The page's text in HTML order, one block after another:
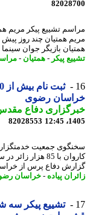
تشییع پیکر مریم
همتیان چند روز پیش بر
بازیگر جوان سینما و
پیکر -همتیان-مراسم
رضوی
دفاع مقدس-
82028553
کاروان با 85 هزار
دفاع پرس از خراسان
پیاده -خراسان رضوی-
تشییع پیکر سه